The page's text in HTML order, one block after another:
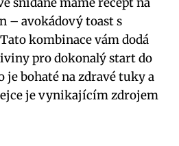
– avokádový toast s
kombinace vám dodá
pro dokonalý start do
je bohaté na zdravé tuky a
je vynikajícím zdrojem